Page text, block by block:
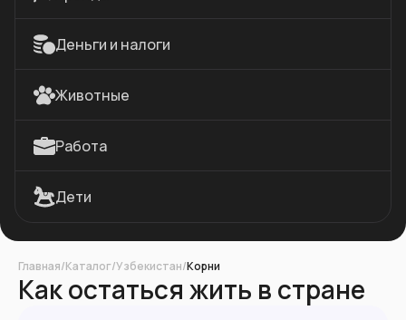
Деньги и налоги
Животные
Работа
Дети
Главная/Каталог/Узбекистан/Корни
Как остаться жить в стране